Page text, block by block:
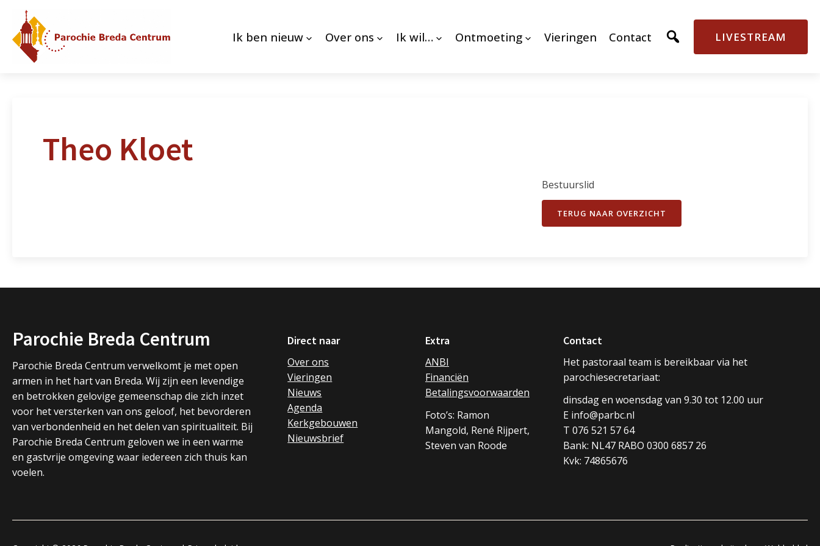
Ik ben nieuw Over ons Ik wil… Ontmoeting Vieringen Contact LIVESTREAM
Theo Kloet
Bestuurslid
TERUG NAAR OVERZICHT
Parochie Breda Centrum
Parochie Breda Centrum verwelkomt je met open
armen in het hart van Breda. Wij zijn een levendige
en betrokken gelovige gemeenschap die zich inzet
voor het versterken van ons geloof, het bevorderen
van verbondenheid en het delen van spiritualiteit. Bij
Parochie Breda Centrum geloven we in een warme
en gastvrije omgeving waar iedereen zich thuis kan
voelen.
Direct naar
Over ons
Vieringen
Nieuws
Agenda
Kerkgebouwen
Nieuwsbrief
Extra
ANBI
Financiën
Betalingsvoorwaarden
Foto’s: Ramon
Mangold, René Rijpert,
Steven van Roode
Contact
Het pastoraal team is bereikbaar via het
parochiesecretariaat:
dinsdag en woensdag van 9.30 tot 12.00 uur
E info@parbc.nl
T 076 521 57 64
Bank: NL47 RABO 0300 6857 26
Kvk: 74865676